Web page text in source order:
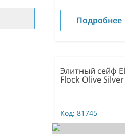
Подробнее
Элитный сейф
Flock Olive Silver
Код: 81745